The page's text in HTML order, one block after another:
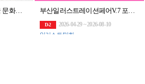
[추천공모전] 2026 우체국 문화전(~8/12)
D-2
2026-04-29 ~ 2026-08-10
일러스트/만화